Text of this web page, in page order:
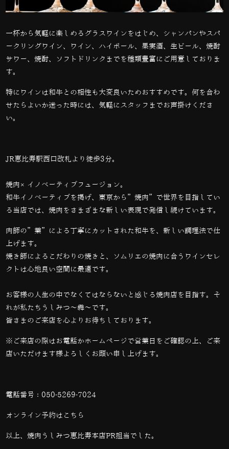
一杯から気軽に楽しめるグラスワインをはじめ、シャンパンやスパ
ークリングワイン、ワイン、ハイボール、果実酒、生ビール、焼酎
サワー、焼酎、ソフトドリンクまでを種類豊富にご用意しておりま
す。
特にワインは和牛との相性も大変良いためおすすめです。何を合わ
せたらよいか迷った時には、気軽にスタッフまでお声掛けくださ
い。
JR恵比寿駅西口改札より徒歩3分。
焼肉×イノベーティブフュージョン。
和牛イノベーティブを掲げ、東京から”焼肉”で世界を目指してい
る当店では、焼肉をさまざまな新しい表現で発信し続けています。
肉師の”業”による丁寧にカットされた和牛を、新しい調理法で仕
上げます。
焼き師によるこだわりの焼きと、ソムリエの焼肉に合うワインセレ
クトは心地良い空間に最適です。
お客様の人生の中でなくてはならないと感じる焼肉店を目指す。そ
れが私たちうしみつ～犇～です。
皆さまのご来店を心よりお待ちしております。
※ご来店の際はお電話かホームページで営業日をご確認の上、ご来
店いただけます様よろしくお願い申し上げます。
電話番号： 050-5269-7024
オンライン予約は こちら
以上、焼肉うしみつ恵比寿本店PR担当でした。